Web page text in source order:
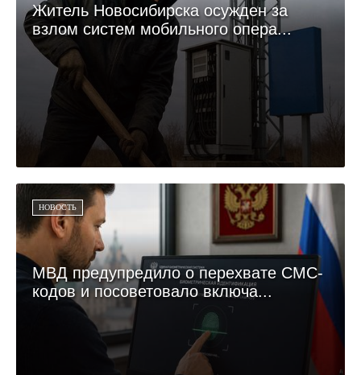
Житель Новосибирска осужден за
взлом систем мобильного опера...
НОВОСТЬ
МВД предупредило о перехвате СМС-
кодов и посоветовало включа...